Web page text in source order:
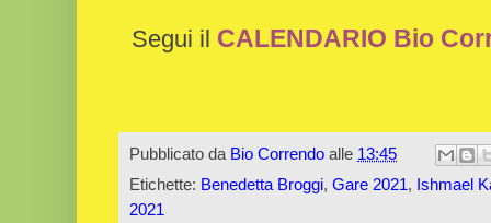
Segui il CALENDARIO Bio
Pubblicato da Bio Correndo alle 13:45
Etichette: Benedetta Broggi, Gare 2021, Ishmael
2021